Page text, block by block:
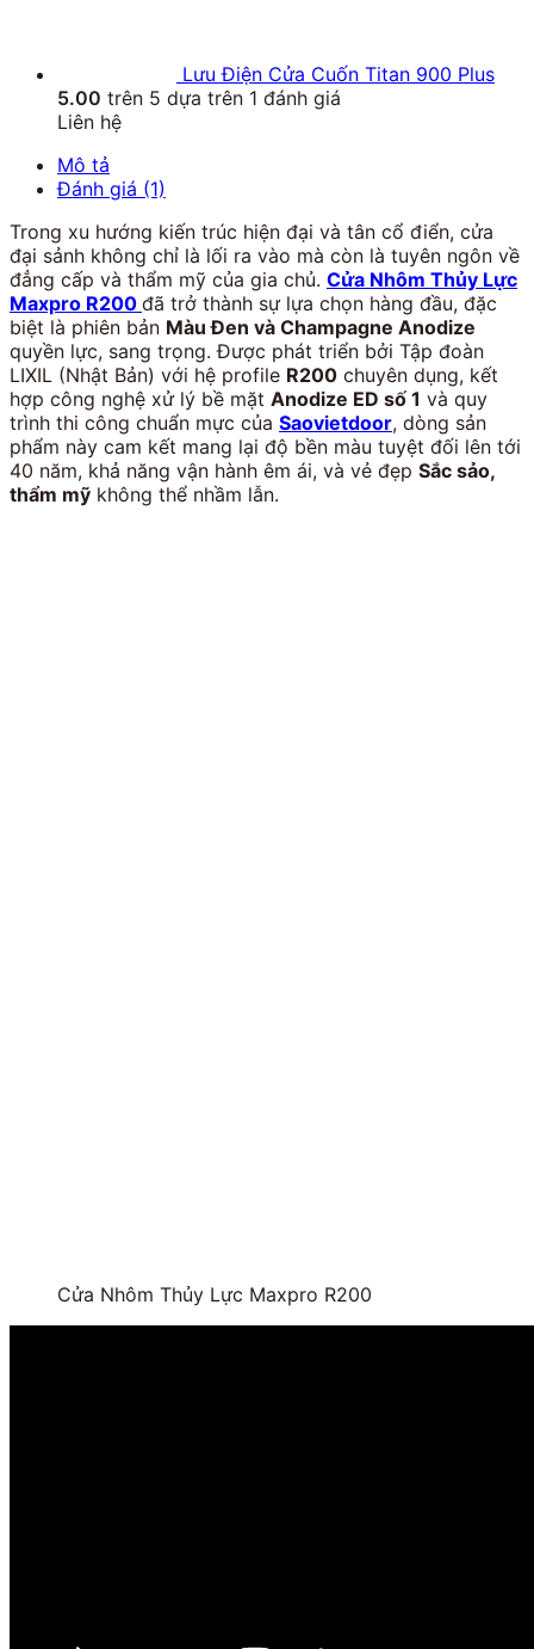
Lưu Điện Cửa Cuốn Titan 900 Plus
5.00 trên 5 dựa trên 1 đánh giá
Liên hệ
Mô tả
Đánh giá (1)
Trong xu hướng kiến trúc hiện đại và tân cổ điển, cửa
đại sảnh không chỉ là lối ra vào mà còn là tuyên ngôn về
đẳng cấp và thẩm mỹ của gia chủ. Cửa Nhôm Thủy Lực
Maxpro R200 đã trở thành sự lựa chọn hàng đầu, đặc
biệt là phiên bản Màu Đen và Champagne Anodize
quyền lực, sang trọng. Được phát triển bởi Tập đoàn
LIXIL (Nhật Bản) với hệ profile R200 chuyên dụng, kết
hợp công nghệ xử lý bề mặt Anodize ED số 1 và quy
trình thi công chuẩn mực của Saovietdoor, dòng sản
phẩm này cam kết mang lại độ bền màu tuyệt đối lên tới
40 năm, khả năng vận hành êm ái, và vẻ đẹp Sắc sảo,
thẩm mỹ không thể nhầm lẫn.
Cửa Nhôm Thủy Lực Maxpro R200